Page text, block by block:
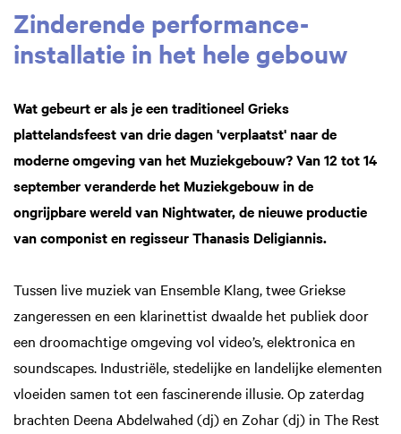
Zinderende performance-
installatie in het hele gebouw
Wat gebeurt er als je een traditioneel Grieks
plattelandsfeest van drie dagen 'verplaatst' naar de
moderne omgeving van het Muziekgebouw?Van 12 tot 14
september veranderde het Muziekgebouw in de
ongrijpbare wereld van Nightwater, de nieuwe productie
van componist en regisseur Thanasis Deligiannis.
Tussen live muziek van Ensemble Klang, twee Griekse
zangeressen en een klarinettist dwaalde het publiek door
een droomachtige omgeving vol video’s, elektronica en
soundscapes. Industriële, stedelijke en landelijke elementen
vloeiden samen tot een fascinerende illusie. Op zaterdag
brachten Deena Abdelwahed (dj) en Zohar (dj) in The Rest